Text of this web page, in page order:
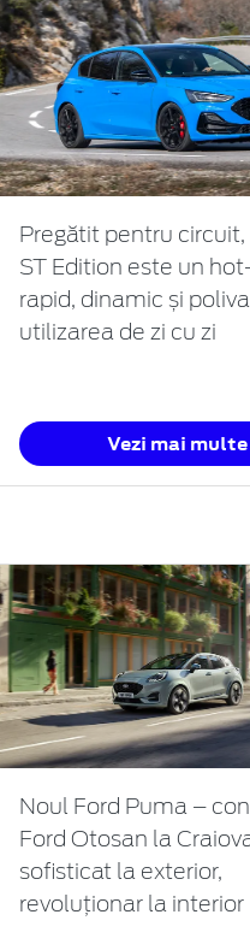
Pregătit pentru circuit,
ST Edition este un
rapid, dinamic și
utilizarea de zi cu zi
Vezi mai multe
Noul Ford Puma –
Ford Otosan la
sofisticat la exterior,
revoluționar la interior